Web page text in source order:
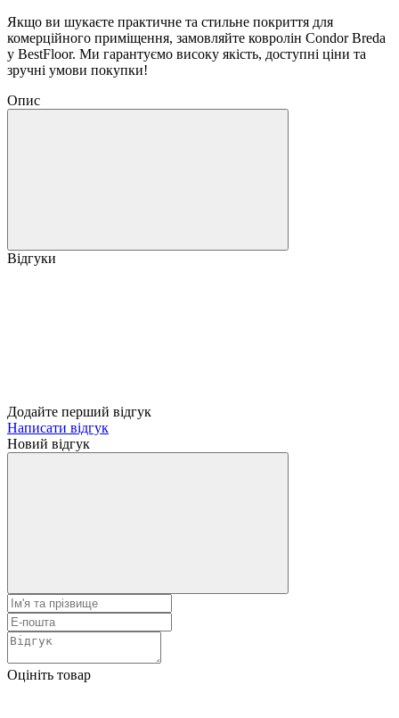
Якщо ви шукаєте практичне та стильне покриття для
комерційного приміщення, замовляйте ковролін Condor Breda
у BestFloor. Ми гарантуємо високу якість, доступні ціни та
зручні умови покупки!
Опис
Відгуки
Додайте перший відгук
Написати відгук
Новий відгук
Оцініть товар